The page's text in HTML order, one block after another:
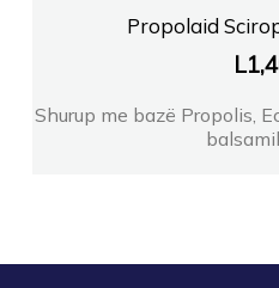
Propolaid
L
Shurup me bazë Propolis,